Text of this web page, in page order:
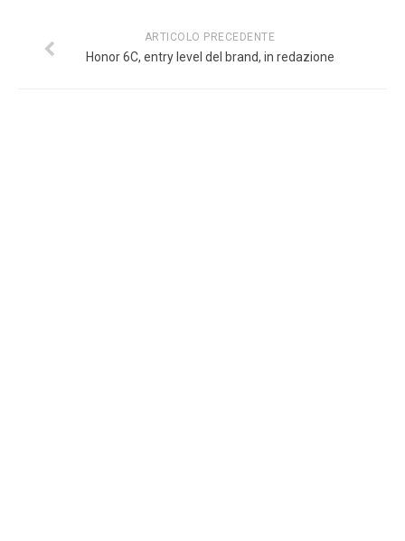
ARTICOLO PRECEDENTE
Honor 6C, entry level del brand, in redazione